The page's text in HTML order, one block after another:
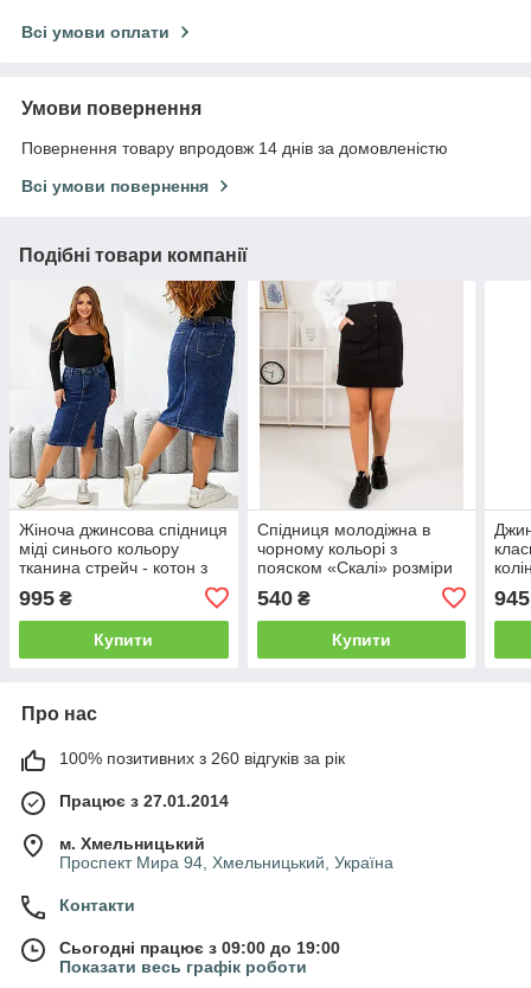
Всі умови оплати
Умови повернення
Повернення товару впродовж 14 днів за домовленістю
Всі умови повернення
Подібні товари компанії
Жіноча джинсова спідниця
міді синього кольору
тканина стрейч - котон з
32-42
995 ₴
Купити
Спідниця молодіжна в
чорному кольорі з
пояском «Скалі» розміри
540₴
Купити
945
Про нас
100% позитивних з 260 відгуків за рік
Працює з 27.01.2014
м. Хмельницький
Проспект Мира 94, Хмельницький, Україна
Контакти
Сьогодні працює з 09:00 до 19:00
Показати весь графік роботи